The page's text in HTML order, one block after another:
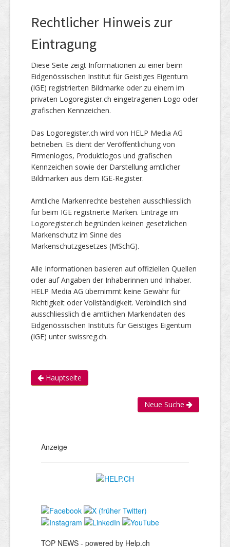
Rechtlicher Hinweis zur
Eintragung
Diese Seite zeigt Informationen zu einer beim
Eidgenössischen Institut für Geistiges Eigentum
(IGE) registrierten Bildmarke oder zu einem im
privaten Logoregister.ch eingetragenen Logo oder
grafischen Kennzeichen.
Das Logoregister.ch wird von HELP Media AG
betrieben. Es dient der Veröffentlichung von
Firmenlogos, Produktlogos und grafischen
Kennzeichen sowie der Darstellung amtlicher
Bildmarken aus dem IGE-Register.
Amtliche Markenrechte bestehen ausschliesslich
für beim IGE registrierte Marken. Einträge im
Logoregister.ch begründen keinen gesetzlichen
Markenschutz im Sinne des
Markenschutzgesetzes (MSchG).
Alle Informationen basieren auf offiziellen Quellen
oder auf Angaben der Inhaberinnen und Inhaber.
HELP Media AG übernimmt keine Gewähr für
Richtigkeit oder Vollständigkeit. Verbindlich sind
ausschliesslich die amtlichen Markendaten des
Eidgenössischen Instituts für Geistiges Eigentum
(IGE) unter swissreg.ch.
Hauptseite
Neue Suche